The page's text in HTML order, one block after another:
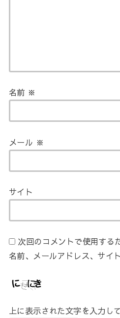
名前 ※
メール ※
サイト
次回のコメントで使用する
名前、メールアドレス、サイ
上に表示された文字を入力し